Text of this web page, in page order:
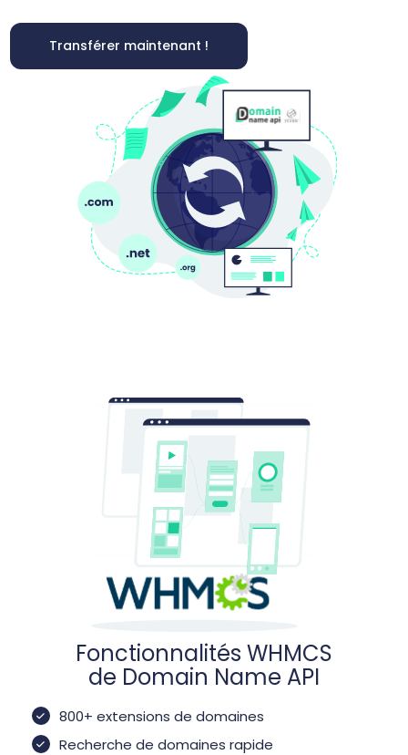
Transférer maintenant !
Fonctionnalités WHMCS
de Domain Name API
800+ extensions de domaines
Recherche de domaines rapide